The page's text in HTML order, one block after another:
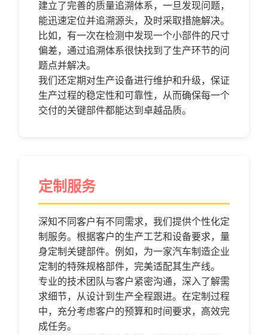
建立了完善的质量追溯体系，一旦发现问题，
能迅速定位并追溯源头，及时采取措施解决。
比如，有一次在检测中发现一个小部件的尺寸
偏差，通过追溯体系很快找到了生产环节的问
题点并解决。
我们还定期对生产设备进行维护和升级，保证
生产过程的稳定性和可靠性，从而确保每一个
交付的关键部件都能达到卓越品质。
定制服务
深知不同客户有不同需求，我们提供个性化定
制服务。根据客户的生产工艺和设备要求，量
身定制关键部件。例如，为一家汽车制造企业
定制的特殊规格部件，完美适配其生产线。
专业的技术团队与客户紧密沟通，深入了解需
求细节，从设计到生产全程跟进。在定制过程
中，充分考虑客户的预算和时间要求，高效完
成任务。